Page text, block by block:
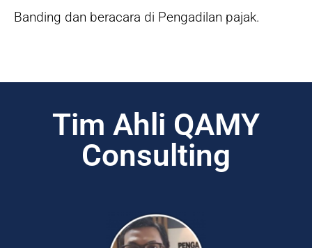
Banding dan beracara di Pengadilan pajak.
Tim Ahli QAMY
Consulting